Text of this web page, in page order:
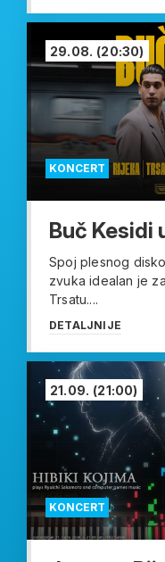
KONCERT
29.08. (20:30)
Buč Kesidi
Spoj plesnog
zvuka idealan je
Trsatu....
DETALJNIJE
KONCERT
21.09. (21:00)